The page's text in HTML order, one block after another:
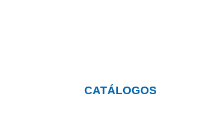
CATÁLOGOS